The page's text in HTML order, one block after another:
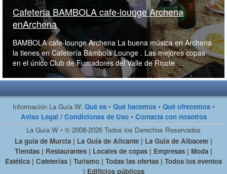
Cafetería BAMBOLA cafe-lounge Archena
enArchena
BAMBOLA cafe-lounge Archena La buena música en Archena
la tienes en Cafetería Bámbola Lounge . Las mejores copas
en el único Club de Fumadores del Valle de Ricote ...
Información La Guía W: Qué es• Qué hacemos• Qué ofrecemos•
Aviso Legal / Condiciones de Uso• Contacta con nosotros
La Guía W • © 2008-2026 Todos los Derechos Reservados
La guía de Murcia | La Guía de Alicante | La Guía de Albacete |
Tiendas | Restaurantes | Locales de copas | Empresas | Moda |
Estética | Cafeterías | Turismo | Todas las ofertas | Todos los eventos
| Edificios públicos